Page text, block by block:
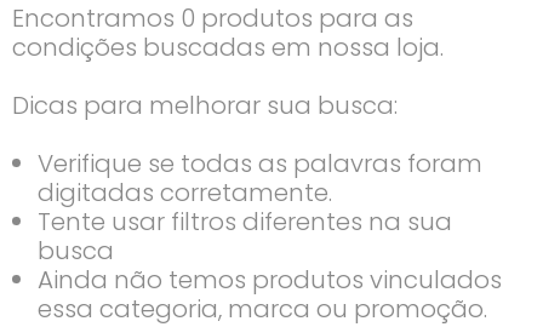
Encontramos 0 produtos para as
condições buscadas em nossa loja.
Dicas para melhorar sua busca:
Verifique se todas as palavras foram
digitadas corretamente.
Tente usar filtros diferentes na sua
busca
Ainda não temos produtos vinculados
essa categoria, marca ou promoção.